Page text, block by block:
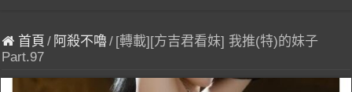
首頁 / 阿殺不嚕/ [轉載][方吉君看妹] 我推(特)的妹子
Part.97